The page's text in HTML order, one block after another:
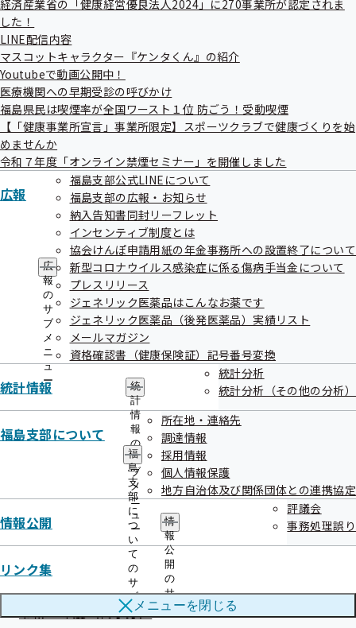
経済産業省の「健康経営優良法人2024」に270事業所が認定されま
した！
LINE配信内容
マスコットキャラクター『ケンタくん』の紹介
Youtubeで動画公開中！
医療機関への早期受診の呼びかけ
福島県民は喫煙率が全国ワースト１位 防ごう！受動喫煙
【「健康事業所宣言」事業所限定】スポーツクラブで健康づくりを始
めませんか
令和７年度「オンライン禁煙セミナー」を開催しました
広報
広
報
の
サ
ブ
メ
ニ
ュ
ー
福島支部公式LINEについて
福島支部の広報・お知らせ
納入告知書同封リーフレット
インセンティブ制度とは
協会けんぽ申請用紙の年金事務所への設置終了について
新型コロナウイルス感染症に係る傷病手当金について
プレスリリース
ジェネリック医薬品はこんなお薬です
ジェネリック医薬品（後発医薬品）実績リスト
メールマガジン
資格確認書（健康保険証）記号番号変換
統計情報
統
計
情
報
の
サ
ブ
メ
ニ
ュ
ー
統計分析
統計分析（その他の分析）
福島支部について
福
島
支
部
に
つ
い
て
の
サ
ブ
メ
所在地・連絡先
調達情報
採用情報
個人情報保護
地方自治体及び関係団体との連携協定
情報公開
情
報
公
開
の
サ
ブ
メ
評議会
事務処理誤り
リンク集
メニューを閉じる
01日
令和08年05月
01日
機関の募集について（人間ドック健診を
含む）
令和08年01月
15日
被保険者に対する健診機関の施設内にお
ける特定保健指導の遠隔面談分割の実施
令和07年02月
全国健康保険協会福島支部「健康事業所
宣言」事業所の加入者を対象としたス
ポーツジム等優待制度の特典サービス提
供事業
意見招請（資料提供招請）
現在公告中の調達情報はありません
令和08年度（終了分）
令和07年度（終了分）
令和06年度（終了分）
令和05年度（終了分）